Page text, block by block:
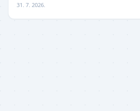
31. 7. 2026.